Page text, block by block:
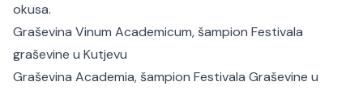
okusa.
Graševina Vinum Academicum, šampion Festivala
graševine u Kutjevu
Graševina Academia, šampion Festivala Graševine u